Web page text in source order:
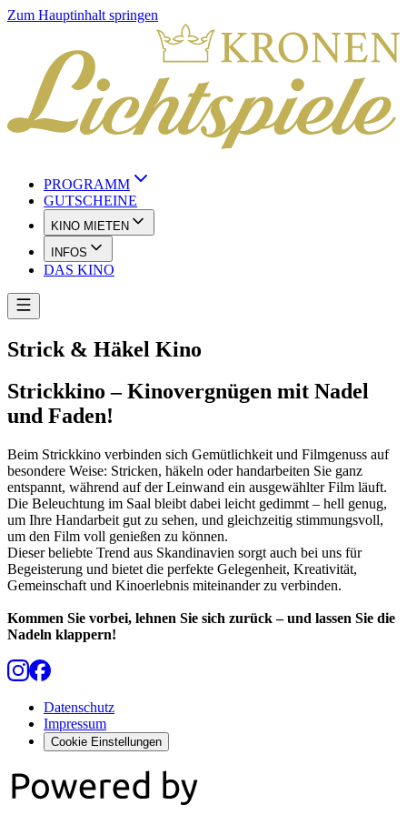
Zum Hauptinhalt springen
PROGRAMM
GUTSCHEINE
KINO MIETEN
INFOS
DAS KINO
Strick & Häkel Kino
Strickkino – Kinovergnügen mit Nadel
und Faden!
Beim Strickkino verbinden sich Gemütlichkeit und Filmgenuss auf
besondere Weise: Stricken, häkeln oder handarbeiten Sie ganz
entspannt, während auf der Leinwand ein ausgewählter Film läuft.
Die Beleuchtung im Saal bleibt dabei leicht gedimmt – hell genug,
um Ihre Handarbeit gut zu sehen, und gleichzeitig stimmungsvoll,
um den Film voll genießen zu können.
Dieser beliebte Trend aus Skandinavien sorgt auch bei uns für
Begeisterung und bietet die perfekte Gelegenheit, Kreativität,
Gemeinschaft und Kinoerlebnis miteinander zu verbinden.
Kommen Sie vorbei, lehnen Sie sich zurück – und lassen Sie die
Nadeln klappern!
Datenschutz
Impressum
Cookie Einstellungen